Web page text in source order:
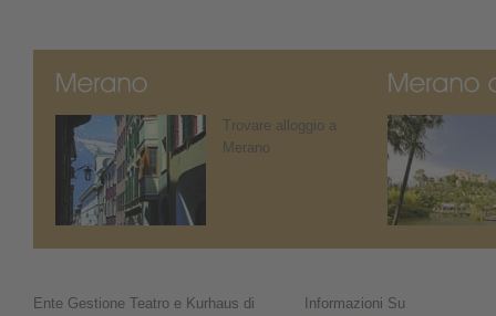
Trovare alloggio a
Merano
Ente Gestione Teatro e Kurhaus di
Informazioni Su